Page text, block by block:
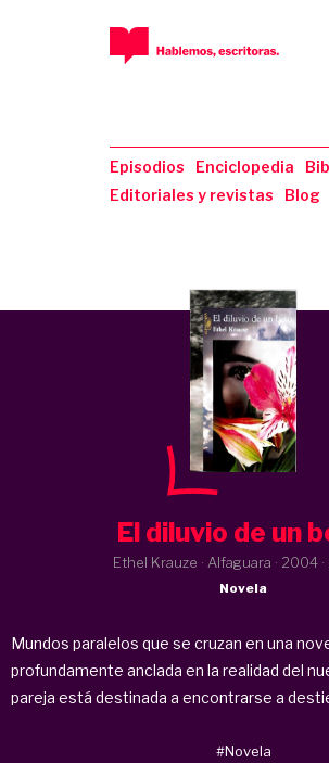
Episodios Enciclopedia
Editoriales y revistas
Blog
El diluvio de un
Ethel Krauze · Alfaguara · 2004·
Novela
Mundos paralelos que se cruzan en una
profundamente anclada en la realidad del
pareja está destinada a encontrarse a
#Novela